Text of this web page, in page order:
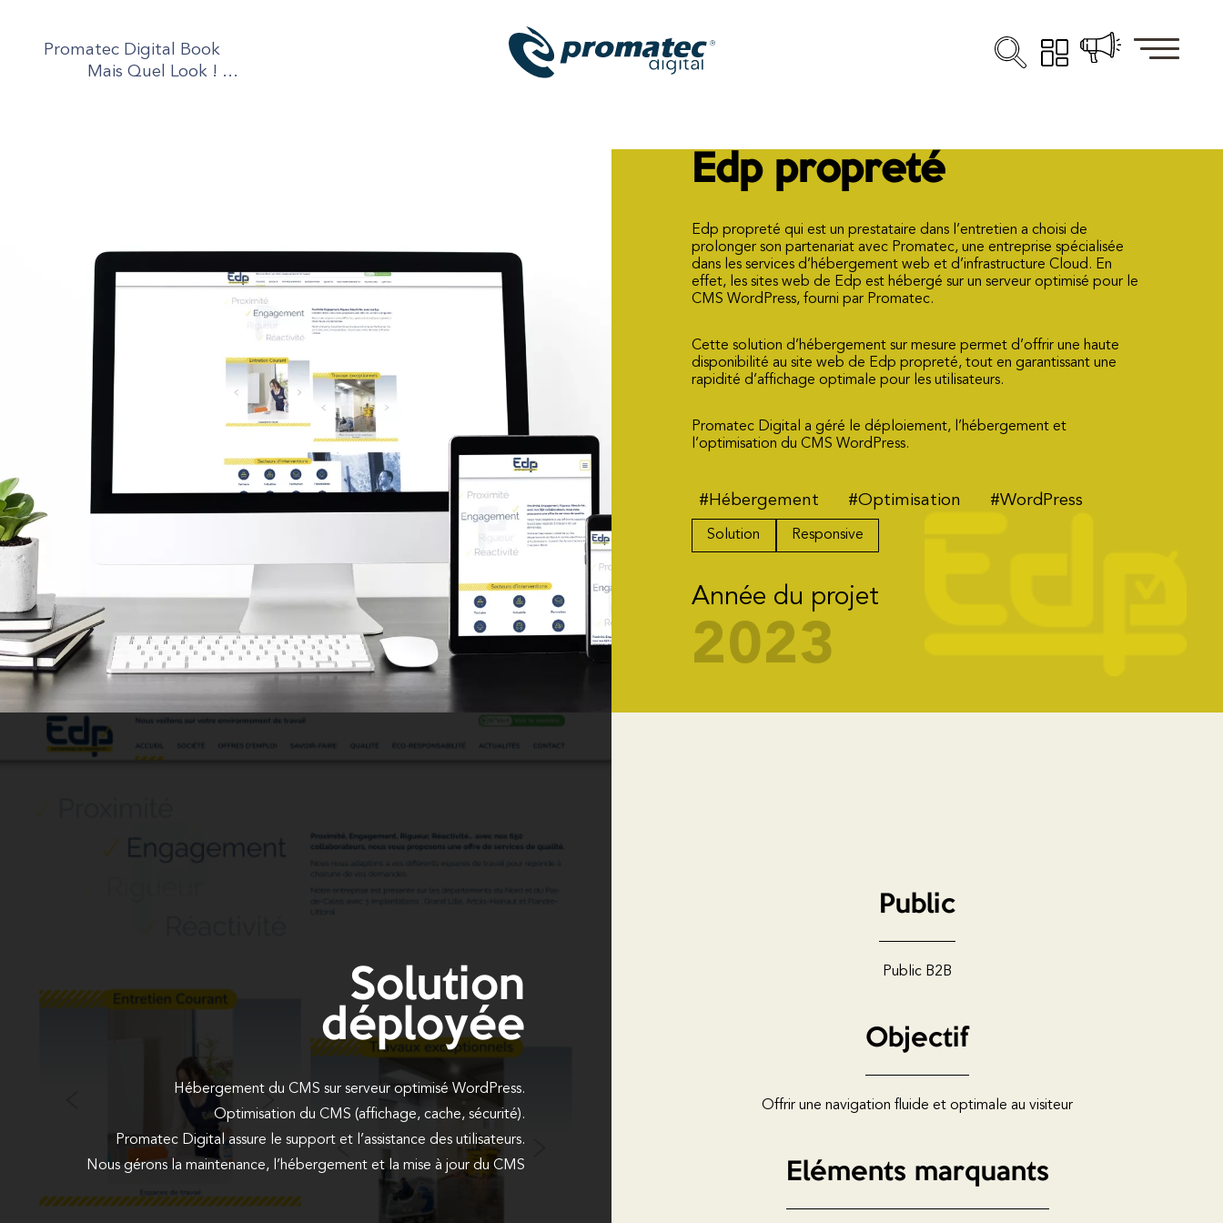
Promatec Digital Book
Mais Quel Look ! …
Edp propreté
Edp propreté qui est un prestataire dans l’entretien a choisi de
prolonger son partenariat avec Promatec, une entreprise spécialisée
dans les services d’hébergement web et d’infrastructure Cloud. En
effet, les sites web de Edp est hébergé sur un serveur optimisé pour le
CMS WordPress, fourni par Promatec.
Cette solution d’hébergement sur mesure permet d’offrir une haute
disponibilité au site web de Edp propreté, tout en garantissant une
rapidité d’affichage optimale pour les utilisateurs.
Promatec Digital a géré le déploiement, l’hébergement et
l’optimisation du CMS WordPress.
#Hébergement #Optimisation #WordPress
Solution Responsive
Année du projet
2023
Solution
déployée
Hébergement du CMS sur serveur optimisé WordPress.
Optimisation du CMS (affichage, cache, sécurité).
Promatec Digital assure le support et l’assistance des utilisateurs.
Nous gérons la maintenance, l’hébergement et la mise à jour du CMS
Public
Public B2B
Objectif
Offrir une navigation fluide et optimale au visiteur
Eléments marquants